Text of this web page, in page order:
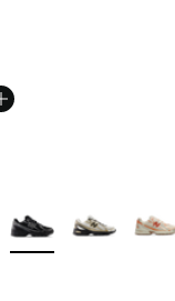
Plus de couleurs